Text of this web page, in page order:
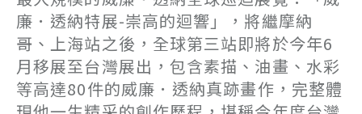
廉．透納特展-崇高的迴響」，將繼摩納
哥、上海站之後，全球第三站即將於今年6
月移展至台灣展出，包含素描、油畫、水彩
等高達80件的威廉．透納真跡畫作，完整體